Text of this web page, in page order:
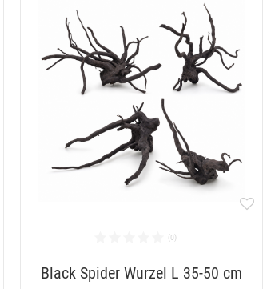
Black Spider Wurzel L 35-50 cm